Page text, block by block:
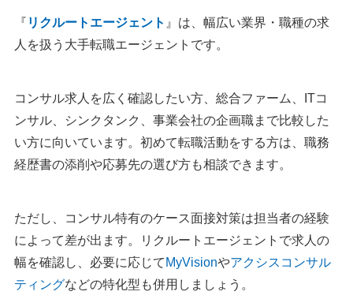
『 リクルートエージェント 』は、幅広い業界・職種の求
人を扱う大手転職エージェントです。
コンサル求人を広く確認したい方、総合ファーム、ITコ
ンサル、シンクタンク、事業会社の企画職まで比較した
い方に向いています。初めて転職活動をする方は、職務
経歴書の添削や応募先の選び方も相談できます。
ただし、コンサル特有のケース面接対策は担当者の経験
によって差が出ます。リクルートエージェントで求人の
幅を確認し、必要に応じて MyVisionやアクシスコンサル
ティングなどの特化型も併用しましょう。